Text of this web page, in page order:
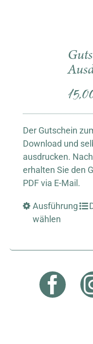
Der Gutschein
Download und
ausdrucken.
erhalten Sie den
PDF via E-Mail.
Ausführung
wählen